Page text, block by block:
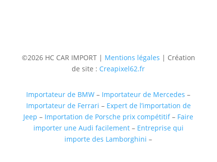
©2026 HC CAR IMPORT | Mentions légales | Création
de site : Creapixel62.fr
Importateur de BMW – Importateur de Mercedes –
Importateur de Ferrari – Expert de l’importation de
Jeep – Importation de Porsche prix compétitif– Faire
importer une Audi facilement– Entreprise qui
importe des Lamborghini –